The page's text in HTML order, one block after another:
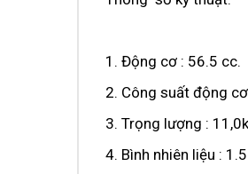
1. Động cơ : 56.5 cc.
2. Công suất động
3. Trọng lượng :
4. Bình nhiên liệu :